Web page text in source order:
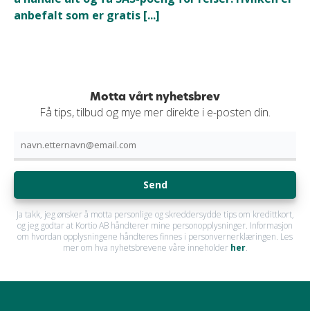
anbefalt som er gratis [...]
Motta vårt nyhetsbrev
Få tips, tilbud og mye mer direkte i e-posten din.
Send
Ja takk, jeg ønsker å motta personlige og skreddersydde tips om kredittkort,
og jeg godtar at Kortio AB håndterer mine personopplysninger. Informasjon
om hvordan opplysningene håndteres finnes i personvernerklæringen. Les
mer om hva nyhetsbrevene våre inneholder her.